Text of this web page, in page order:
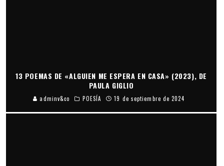
13 POEMAS DE «ALGUIEN ME ESPERA EN CASA» (2023), DE
PAULA GIGLIO
adminv&co POESÍA 19 de septiembre de 2024